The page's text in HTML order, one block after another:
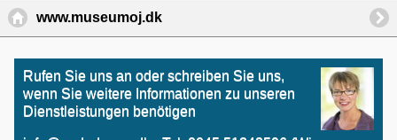
www.museumoj.dk
Rufen Sie uns an oder schreiben Sie uns,
wenn Sie weitere Informationen zu unseren
Dienstleistungen benötigen